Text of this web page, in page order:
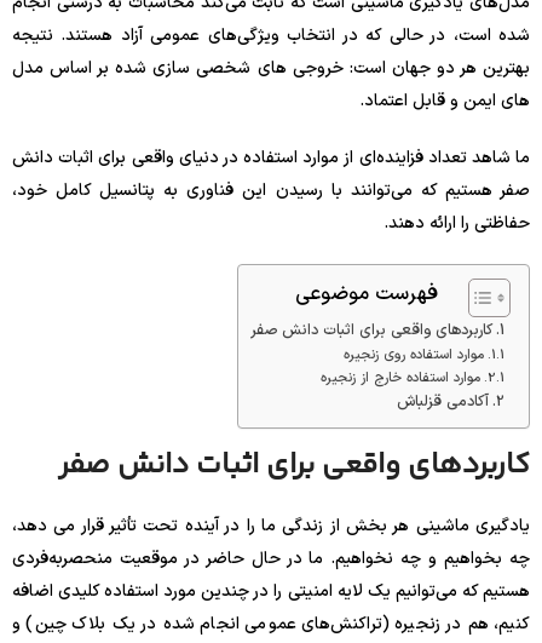
شده است، در حالی که در انتخاب ویژگی‌های عمومی آزاد هستند. نتیجه
بهترین هر دو جهان است: خروجی های شخصی سازی شده بر اساس مدل
های ایمن و قابل اعتماد.
ما شاهد تعداد فزاینده‌ای از موارد استفاده در دنیای واقعی برای اثبات دانش
صفر هستیم که می‌توانند با رسیدن این فناوری به پتانسیل کامل خود،
حفاظتی را ارائه دهند.
فهرست موضوعی
کاربردهای واقعی برای اثبات دانش صفر
موارد استفاده روی زنجیره
موارد استفاده خارج از زنجیره
آکادمی قزلباش
کاربردهای واقعی برای اثبات دانش صفر
یادگیری ماشینی هر بخش از زندگی ما را در آینده تحت تأثیر قرار می دهد،
چه بخواهیم و چه نخواهیم. ما در حال حاضر در موقعیت منحصربه‌فردی
هستیم که می‌توانیم یک لایه امنیتی را در چندین مورد استفاده کلیدی اضافه
کنیم، هم در زنجیره (تراکنش‌های عمومی انجام شده در یک بلاک چین) و